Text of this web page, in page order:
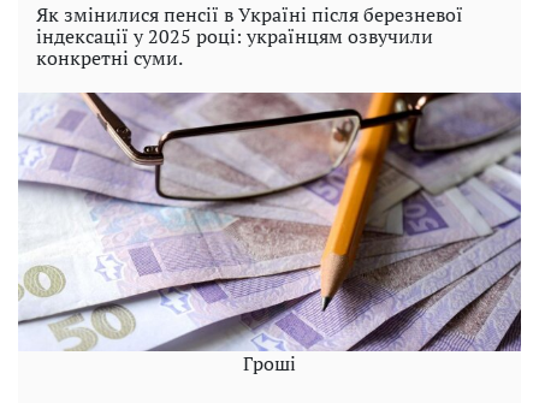
Як змінилися пенсії в Україні після березневої
індексації у 2025 році: українцям озвучили
конкретні суми.
Гроші